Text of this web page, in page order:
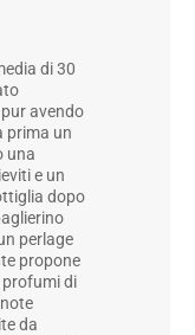
di 30
avendo
prima un
una
e un
dopo
perlage
propone
profumi di
da